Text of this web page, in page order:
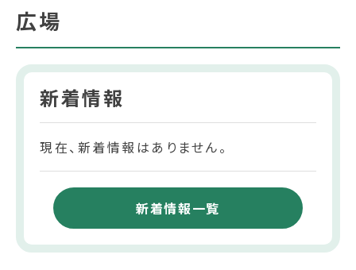
広場
新着情報
現在、新着情報はありません。
新着情報一覧